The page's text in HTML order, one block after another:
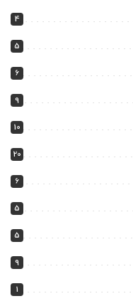
4
5
6
9
10
20
6
5
5
9
1